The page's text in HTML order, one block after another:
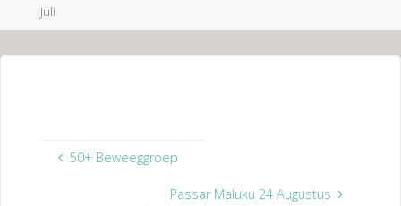
Juli
50+ Beweeggroep
Passar Maluku 24 Augustus